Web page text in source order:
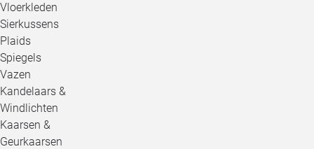
Vloerkleden
Sierkussens
Plaids
Spiegels
Vazen
Kandelaars &
Windlichten
Kaarsen &
Geurkaarsen